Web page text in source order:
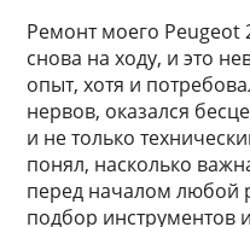
Ремонт моего
снова на ходу, и это
опыт, хотя и
нервов, оказался
и не только
понял, насколько
перед началом любой
подбор инструментов